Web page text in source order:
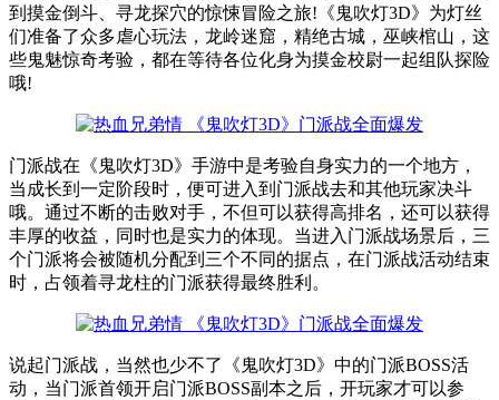
到摸金倒斗、寻龙探穴的惊悚冒险之旅!《鬼吹灯3D》为灯丝
们准备了众多虐心玩法，龙岭迷窟，精绝古城，巫峡棺山，这
些鬼魅惊奇考验，都在等待各位化身为摸金校尉一起组队探险
哦!
门派战在《鬼吹灯3D》手游中是考验自身实力的一个地方，
当成长到一定阶段时，便可进入到门派战去和其他玩家决斗
哦。通过不断的击败对手，不但可以获得高排名，还可以获得
丰厚的收益，同时也是实力的体现。当进入门派战场景后，三
个门派将会被随机分配到三个不同的据点，在门派战活动结束
时，占领着寻龙柱的门派获得最终胜利。
说起门派战，当然也少不了《鬼吹灯3D》中的门派BOSS活
动，当门派首领开启门派BOSS副本之后，开玩家才可以参